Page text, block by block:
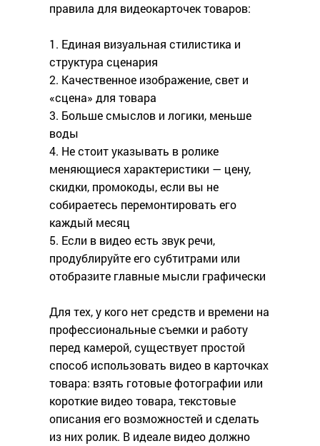
правила для видеокарточек товаров:
1. Единая визуальная стилистика и
структура сценария
2. Качественное изображение, свет и
«сцена» для товара
3. Больше смыслов и логики, меньше
воды
4. Не стоит указывать в ролике
меняющиеся характеристики — цену,
скидки, промокоды, если вы не
собираетесь перемонтировать его
каждый месяц
5. Если в видео есть звук речи,
продублируйте его субтитрами или
отобразите главные мысли графически
Для тех, у кого нет средств и времени на
профессиональные съемки и работу
перед камерой, существует простой
способ использовать видео в карточках
товара: взять готовые фотографии или
короткие видео товара, текстовые
описания его возможностей и сделать
из них ролик. В идеале видео должно